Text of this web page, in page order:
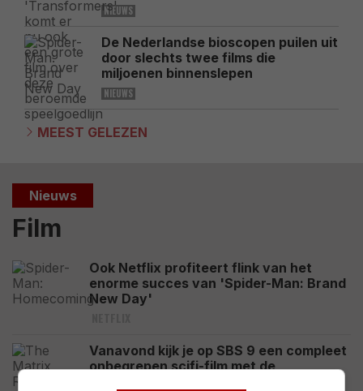
NIEUWS
De Nederlandse bioscopen puilen uit
door slechts twee films die
miljoenen binnenslepen
NIEUWS
MEEST GELEZEN
Nieuws
Film
Ook Netflix profiteert flink van het
enorme succes van 'Spider-Man: Brand
New Day'
Vanavond kijk je op SBS 9 een compleet
onbegrepen scifi-film met de